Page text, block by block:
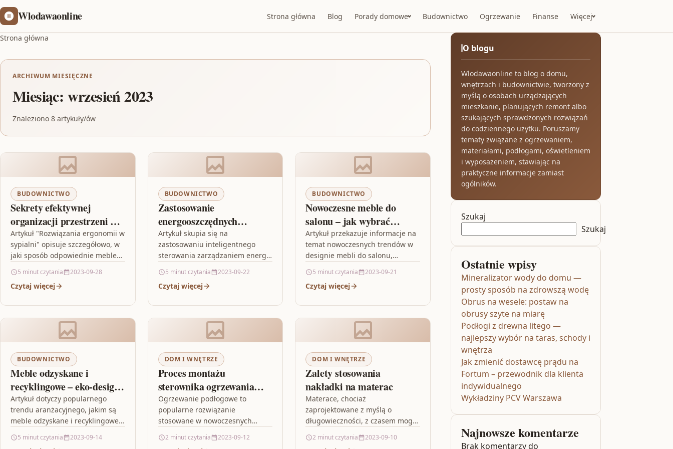
Wlodawaonline Strona główna Blog Porady domowe Budownictwo Ogrzewanie Finanse Więcej
Strona główna
ARCHIWUM MIESIĘCZNE
Miesiąc: wrzesień 2023
Znaleziono 8 artykuły/ów
BUDOWNICTWO
Sekrety efektywnej
organizacji przestrzeni w
sypialni – funkcjonalne
meble
Artykuł "Rozwiązania ergonomii w
sypialni" opisuje szczegółowo, w
jaki sposób odpowiednie meble
przestrzeni sypialni. Autor
zachęca do zastanowienia się
5 minut czytania 2023-09-28
Czytaj więcej
BUDOWNICTWO
Zastosowanie
energooszczędnych
rozwiązań w inteligentnym
domu
Artykuł skupia się na
zastosowaniu inteligentnego
sterowania zarządzaniem energią
rolę tych rozwiązań w
oszczędzaniu energii i
5 minut czytania 2023-09-22
Czytaj więcej
BUDOWNICTWO
Nowoczesne meble do
salonu – jak wybrać
idealny zestaw?
Artykuł przekazuje informacje na
temat nowoczesnych trendów w
designie mebli do salonu,
minimalistycznego podejścia,
czystych linii i nowoczesnych
5 minut czytania 2023-09-21
Czytaj więcej
BUDOWNICTWO
Meble odzyskane i
recyklingowe – eko-design
w aranżacji wnętrz
Artykuł dotyczy popularnego
trendu aranżacyjnego, jakim są
meble odzyskane i recyklingowe,
designu. Podkreśla się, że
5 minut czytania 2023-09-14
DOM I WNĘTRZE
Proces montażu
sterownika ogrzewania
podłogowego
Ogrzewanie podłogowe to
popularne rozwiązanie
stosowane w nowoczesnych
działanie tego systemu zależy w
2 minut czytania 2023-09-12
DOM I WNĘTRZE
Zalety stosowania
nakładki na materac
Materace, chociaż
zaprojektowane z myślą o
długowieczności, z czasem mogą
elastyczność i komfort. Dlatego
2 minut czytania 2023-09-10
O blogu
Wlodawaonline to blog o domu,
wnętrzach i budownictwie, tworzony z
myślą o osobach urządzających
mieszkanie, planujących remont albo
szukających sprawdzonych rozwiązań
do codziennego użytku. Poruszamy
tematy związane z ogrzewaniem,
materiałami, podłogami, oświetleniem
i wyposażeniem, stawiając na
praktyczne informacje zamiast
ogólników.
Szukaj
Szukaj
Ostatnie wpisy
Mineralizator wody do domu —
prosty sposób na zdrowszą wodę
Obrus na wesele: postaw na
obrusy szyte na miarę
Podłogi z drewna litego —
najlepszy wybór na taras, schody i
wnętrza
Jak zmienić dostawcę prądu na
Fortum – przewodnik dla klienta
indywidualnego
Wykładziny PCV Warszawa
Najnowsze komentarze
Brak komentarzy do